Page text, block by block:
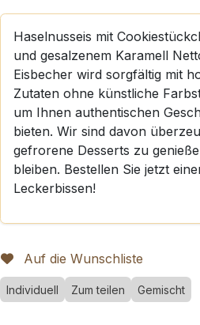
Haselnusseis mit
und gesalzenem Karamell
Eisbecher wird sorgfältig mit
Zutaten ohne künstliche
um Ihnen authentischen
bieten. Wir sind davon
gefrorene Desserts zu
bleiben. Bestellen Sie jetzt
Leckerbissen!
Auf die Wunschliste
Individuell Zum teilen Gemischt